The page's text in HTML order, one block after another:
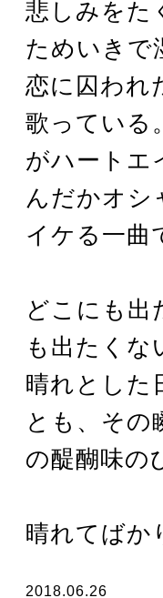
悲しみをた
ためいきで
恋に囚われ
歌っている
がハートエ
んだかオシ
イケる一曲
どこにも出
も出たくな
晴れとした
とも、その
の醍醐味の
晴れてばか
2018.06.26